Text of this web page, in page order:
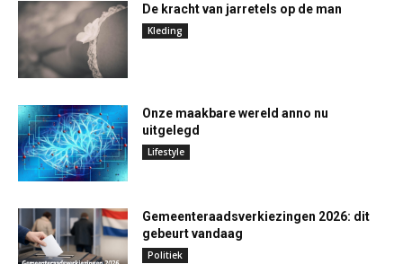
De kracht van jarretels op de man
Kleding
Onze maakbare wereld anno nu
uitgelegd
Lifestyle
Gemeenteraadsverkiezingen 2026: dit
gebeurt vandaag
Politiek